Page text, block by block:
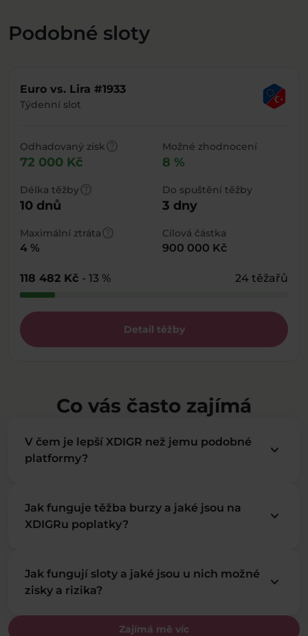
Podobné sloty
Euro vs. Lira #1933
Týdenní slot
Odhadovaný ziskhelp
72 000 Kč
Možné zhodnocení
8 %
Délka těžbyhelp
10 dnů
Do spuštění těžby
3 dny
Maximální ztrátahelp
4 %
Cílová částka
900 000 Kč
118 482 Kč - 13 % 24 těžařů
Detail těžby
Co vás často zajímá
Zajímá mě víc
V čem je lepší XDIGR než jemu podobné
platformy?
keyboard_arrow_down
Jak funguje těžba burzy a jaké jsou na
XDIGRu poplatky?
keyboard_arrow_down
Jak fungují sloty a jaké jsou u nich možné
zisky a rizika?
keyboard_arrow_down